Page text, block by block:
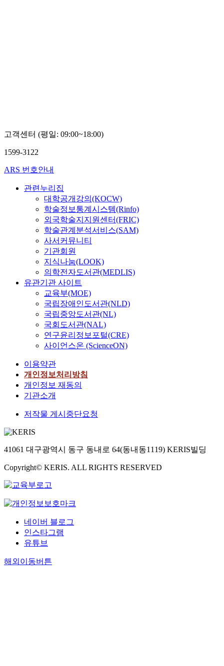
고객센터 (평일: 09:00~18:00)
1599-3122
ARS 번호안내
관련누리집
대학공개강의(KOCW)
학술정보통계시스템(Rinfo)
외국학술지지원센터(FRIC)
학술관계분석서비스(SAM)
사서커뮤니티
기관회원
지식나눔(LOOK)
의학전자도서관(MEDLIS)
유관기관 사이트
교육부(MOE)
국립장애인도서관(NLD)
국립중앙도서관(NL)
국회도서관(NAL)
연구윤리정보포털(CRE)
사이언스온 (ScienceON)
이용약관
개인정보처리방침
개인정보 재동의
기관소개
저작물 게시중단요청
41061 대구광역시 동구 동내로 64(동내동1119) KERIS빌딩
Copyright© KERIS. ALL RIGHTS RESERVED
네이버 블로그
인스타그램
유튜브
해외이동버튼